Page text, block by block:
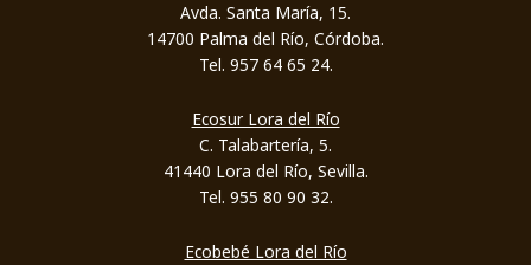
Avda. Santa María, 15.
14700 Palma del Río, Córdoba.
Tel. 957 64 65 24.
Ecosur Lora del Río
C. Talabartería, 5.
41440 Lora del Río, Sevilla.
Tel. 955 80 90 32.
Ecobebé Lora del Río